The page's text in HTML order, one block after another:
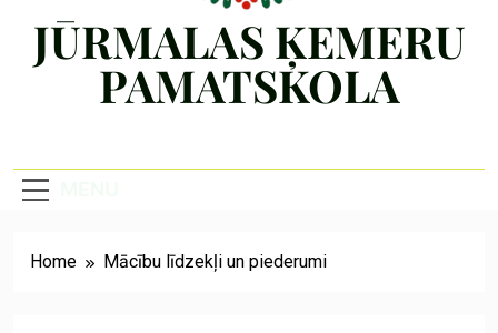
Apsveicam un lepojamies!
JŪRMALAS ĶEMERU
PAMATSKOLA
Home Mācību līdzekļi un piederumi